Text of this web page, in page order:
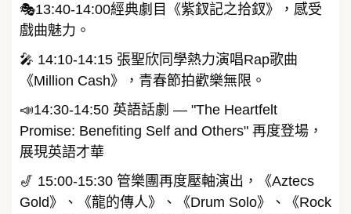
🎭13:40-14:00經典劇目《紫釵記之拾釵》，感受
戲曲魅力。
🎤 14:10-14:15 張聖欣同學熱力演唱Rap歌曲
《Million Cash》，青春節拍歡樂無限。
📣14:30-14:50 英語話劇 — "The Heartfelt
Promise: Benefiting Self and Others" 再度登場，
展現英語才華
🎷 15:00-15:30 管樂團再度壓軸演出，《Aztecs
Gold》、《龍的傳人》、《Drum Solo》、《Rock